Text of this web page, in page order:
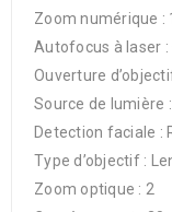
Zoom numérique :
Autofocus à laser :
Ouverture
Source de lumière
Detection faciale :
Type d’objectif :
Zoom optique : 2